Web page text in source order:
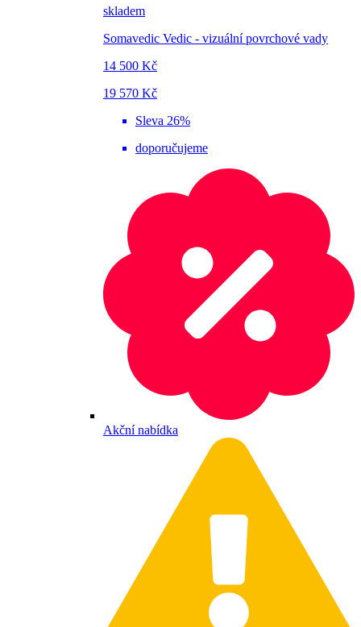
skladem
Somavedic Vedic - vizuální povrchové vady
14 500 Kč
19 570 Kč
Sleva 26%
doporučujeme
Akční nabídka